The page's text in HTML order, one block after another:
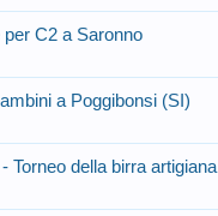
C2 a Saronno
a Poggibonsi (SI)
Torneo della birra